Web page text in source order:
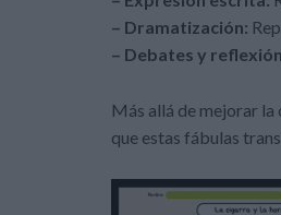
– Dramatización:
– Debates y
Más allá de mejorar
que estas fábulas